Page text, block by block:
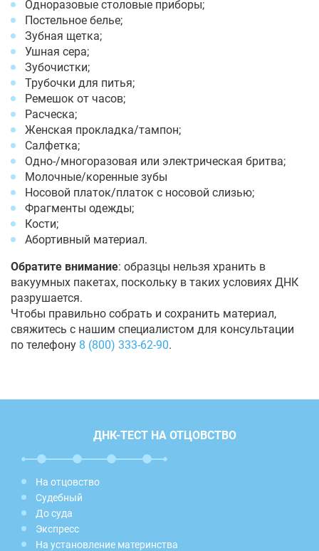
Одноразовые столовые приборы;
Постельное белье;
Зубная щетка;
Ушная сера;
Зубочистки;
Трубочки для питья;
Ремешок от часов;
Расческа;
Женская прокладка/тампон;
Салфетка;
Одно-/многоразовая или электрическая бритва;
Молочные/коренные зубы
Носовой платок/платок с носовой слизью;
Фрагменты одежды;
Кости;
Абортивный материал.
Обратите внимание: образцы нельзя хранить в
вакуумных пакетах, поскольку в таких условиях ДНК
разрушается.
Чтобы правильно собрать и сохранить материал,
свяжитесь с нашим специалистом для консультации
по телефону 8 (800) 333-62-90.
ДНК-ТЕСТ НА ОТЦОВСТВО
На отцовство
Судебный
До суда
Экспресс
На установление материнства